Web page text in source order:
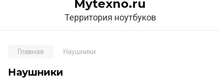
Mytexno.ru
Территория ноутбуков
Главная Наушники
Наушники